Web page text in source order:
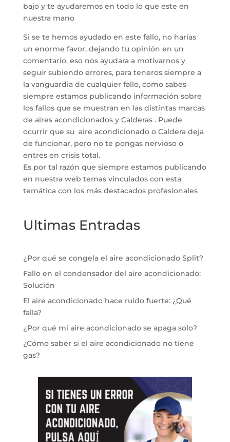
bajo y te ayudaremos en todo lo que este en
nuestra mano
Si se te hemos ayudado en este fallo, no harías
un enorme favor, dejando tu opinión en un
comentario, eso nos ayudara a motivarnos y
seguir subiendo errores, para teneros siempre a
la vanguardia de cualquier fallo, como sabes
siempre estamos publicando información sobre
los fallos que se muestran en las distintas marcas
de aires acondicionados y Calderas . Puede
ocurrir que su aire acondicionado o Caldera deja
de funcionar, pero no te pongas nervioso o
entres en crisis total.
Es por tal razón que siempre estamos publicando
en nuestra web temas vinculados con esta
temática con los más destacados profesionales
Ultimas Entradas
¿Por qué se congela el aire acondicionado Split?
Fallo en el condensador del aire acondicionado:
Solución
El aire acondicionado hace ruido fuerte: ¿Qué
falla?
¿Por qué mi aire acondicionado se apaga solo?
¿Cómo saber si el aire acondicionado no tiene
gas?